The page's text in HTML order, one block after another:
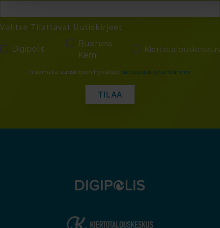
Valitse Tilattavat Uutiskirjeet
Digipolis
Business
Kemi
Kiertotalouskeskus
Tilaamalla uutiskirjeen hyväksyt tietosuojakäytäntömme.